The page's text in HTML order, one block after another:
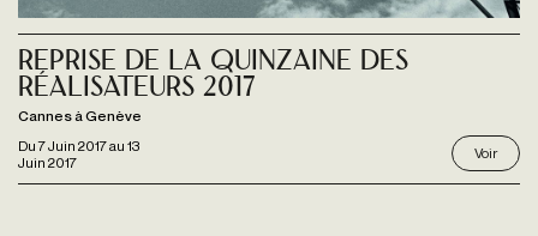
Du7 Juin 2017au 13
Juin 2017
Reprise de la Quinzaine des
Réalisateurs 2017
Cannes à Genève
Voir